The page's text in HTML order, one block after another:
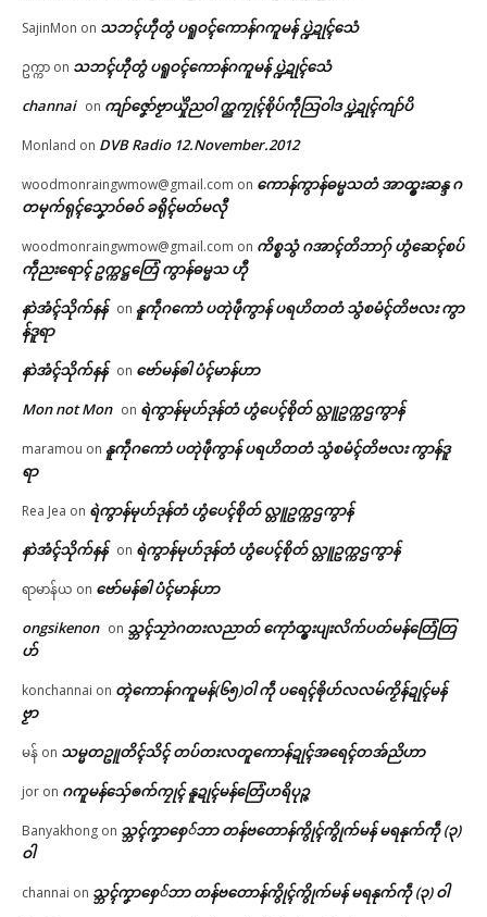
SajinMon on သဘၚ်ဟီုတွံ ပရူဝၚ်ကောန်ဂကူမန် ပ္ဍဲဍုၚ်သေံ
ဥက္ကာ on သဘၚ်ဟီုတွံ ပရူဝၚ်ကောန်ဂကူမန် ပ္ဍဲဍုၚ်သေံ
channai on ကျာ်ဇၞော်ဗၟာယှိုဲညဝါ က္ညကၠုၚ်စိုပ်ကဵုသြဝါဒ ပ္ဍဲဍုၚ်ကျာ်ပိ
Monland on DVB Radio 12.November.2012
woodmonraingwmow@gmail.com on ကောန်ကွာန်ဓမ္မသတံ အာထ္ၜးဆန္ဒ ဂ
တမုက်ရုၚ်သၞောဝ်ဓဝ် ခရိုၚ်မတ်မလီု
woodmonraingwmow@gmail.com on ကိစ္စသွံ ဂအာၚ်တိဘာဂှ် ဟွံဆေၚ်စပ်
ကဵုညးရောၚ် ဥက္ကဋ္ဌတြေံ ကွာန်ဓမ္မသ ဟီု
နာဲအံၚ်သိုက်နန် on နူကဵုဂကောံ ပတုဲဖဵုကွာန် ပရဟိတတံ သွံစမံၚ်တိဗလး ကွာ
န်ဒူရာ
နာဲအံၚ်သိုက်နန် on ဗော်မန်ၜါ ပံၚ်မာန်ဟာ
Mon not Mon on ရဲကွာန်မုဟ်ဒုန်တံ ဟွံပေၚ်စိုတ် လ္တူဥက္ကဌကွာန်
maramou on နူကဵုဂကောံ ပတုဲဖဵုကွာန် ပရဟိတတံ သွံစမံၚ်တိဗလး ကွာန်ဒူ
ရာ
Rea Jea on ရဲကွာန်မုဟ်ဒုန်တံ ဟွံပေၚ်စိုတ် လ္တူဥက္ကဌကွာန်
နာဲအံၚ်သိုက်နန် on ရဲကွာန်မုဟ်ဒုန်တံ ဟွံပေၚ်စိုတ် လ္တူဥက္ကဌကွာန်
ရာမာန်ယ on ဗော်မန်ၜါ ပံၚ်မာန်ဟာ
ongsikenon on သ္ဘၚ်သၠာဲဂတးလညာတ် ကေုာံထ္ၜးပျးလိက်ပတ်မန်တြေံတြ
ဟ်
konchannai on တ္ၚဲကောန်ဂကူမန်(၆၅)ဝါ ကဵု ပရေၚ်ၜိုဟ်လလမ်ကၟိန်ဍုၚ်မန်
ဗၟာ
မန် on သမ္မတဥူတိၚ်သိၚ် တပ်တးလတူကောန်ဍုၚ်အရေၚ်တအ်ညိဟာ
jor on ဂကူမန်​သှ်ေၜက်ကၠုၚ် နူဍုၚ်မန်တြေံဟရိပုဉ္ဇ
Banyakhong on သ္ဘၚ်ကၞာစှေ်ဘာ တန်ဗတောန်ကွိုၚ်ကွိုက်မန် မရနုက်ကဵု (၃)
ဝါ
channai on သ္ဘၚ်ကၞာစှေ်ဘာ တန်ဗတောန်ကွိုၚ်ကွိုက်မန် မရနုက်ကဵု (၃) ဝါ